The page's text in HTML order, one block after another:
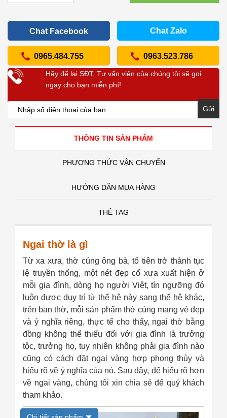
Chat Facebook Chat Zalo
0965.484.755 0963.523.786
Hãy để lại SĐT, Tư vấn viên của chúng tôi sẽ gọi
ngay cho bạn miễn phí!
Gửi
THÔNG TIN SẢN PHẨM
PHƯƠNG THỨC VẬN CHUYỂN
HƯỚNG DẪN MUA HÀNG
THẺ TAG
Ngai thờ là gì
Từ xa xưa, thờ cúng ông bà, tổ tiên trở thành tục
lệ truyền thống, một nét đẹp cổ xưa xuất hiện ở
mỗi gia đình, dòng họ người Việt, tín ngưỡng đó
luôn được duy trì từ thế hệ này sang thế hệ khác,
trên ban thờ, mỗi sản phẩm thờ cúng mang vẻ đẹp
và ý nghĩa riêng, thực tế cho thấy, ngai thờ bằng
đồng không thể thiếu đối với gia đình là trưởng
tộc, trưởng họ, tuy nhiên không phải gia đình nào
cũng có cách đặt ngai vàng hợp phong thủy và
hiểu rõ về ý nghĩa của nó. Sau đây, để hiểu rõ hơn
về ngai vàng, chúng tôi xin chia sẻ để quý khách
tham khảo.
Hạc đồng hun nâu giả cổ cao 50...